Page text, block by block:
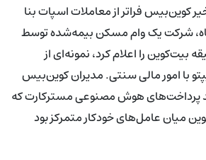
کوین‌بیس فراتر از معاملات اسپات بنا
شرکت یک وام مسکن بیمه‌شده توسط
بیت‌کوین را اعلام کرد، نمونه‌ای از
با امور مالی سنتی. مدیران کوین‌بیس
پرداخت‌های هوش مصنوعی مسترکارت که
میان عامل‌های خودکار متمرکز بود